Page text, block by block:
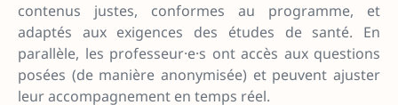
contenus justes, conformes au programme, et
adaptés aux exigences des études de santé. En
parallèle, les professeur·e·s ont accès aux questions
posées (de manière anonymisée) et peuvent ajuster
leur accompagnement en temps réel.